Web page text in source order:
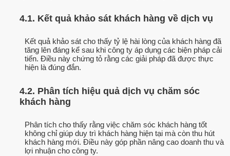
4.1. Kết quả khảo sát khách hàng về dịch vụ
Kết quả khảo sát cho thấy tỷ lệ hài lòng của khách hàng đã
tăng lên đáng kể sau khi công ty áp dụng các biện pháp cải
tiến. Điều này chứng tỏ rằng các giải pháp đã được thực
hiện là đúng đắn.
4.2. Phân tích hiệu quả dịch vụ chăm sóc
khách hàng
Phân tích cho thấy rằng việc chăm sóc khách hàng tốt
không chỉ giúp duy trì khách hàng hiện tại mà còn thu hút
khách hàng mới. Điều này góp phần nâng cao doanh thu và
lợi nhuận cho công ty.